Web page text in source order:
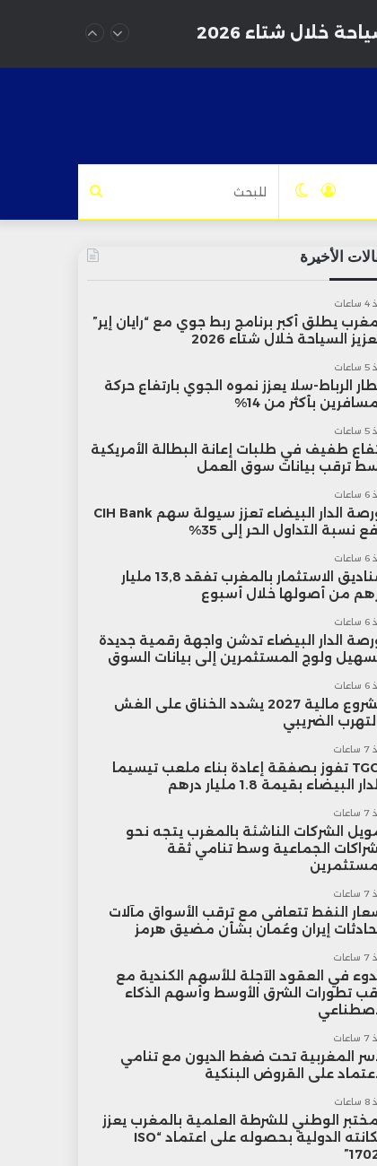
خلال شتاء 2026
للبحث الوضعتسجيل
الأخيرة
يطلق أكبر برنامج ربط جوي مع “رايان إير”
السياحة خلال شتاء 2026
الرباط-سلا يعزز نموه الجوي بارتفاع حركة
بأكثر من 14%
طفيف في طلبات إعانة البطالة الأمريكية
ترقب بيانات سوق العمل
بورصة الدار البيضاء تعزز سيولة سهم CIH Bank
نسبة التداول الحر إلى 35%
صناديق الاستثمار بالمغرب تفقد 13,8 مليار
من أصولها خلال أسبوع
الدار البيضاء تدشن واجهة رقمية جديدة
ولوج المستثمرين إلى بيانات السوق
مشروع مالية 2027 يشدد الخناق على الغش
الضريبي
TGCC تفوز بصفقة إعادة بناء ملعب تيسيما
البيضاء بقيمة 1.8 مليار درهم
الشركات الناشئة بالمغرب يتجه نحو
الجماعية وسط تنامي ثقة
النفط تتعافى مع ترقب الأسواق مآلات
إيران وعُمان بشأن مضيق هرمز
في العقود الآجلة للأسهم الكندية مع
تطورات الشرق الأوسط وأسهم الذكاء
المغربية تحت ضغط الديون مع تنامي
على القروض البنكية
الوطني للشرطة العلمية بالمغرب يعزز
مكانته الدولية بحصوله على اعتماد “ISO